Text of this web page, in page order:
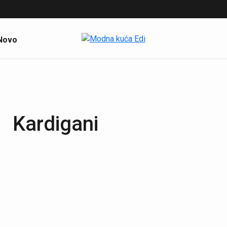
Kardigani